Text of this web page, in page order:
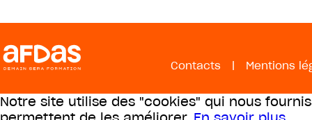
Contacts | Mentions
Notre site utilise des "cookies" qui nous